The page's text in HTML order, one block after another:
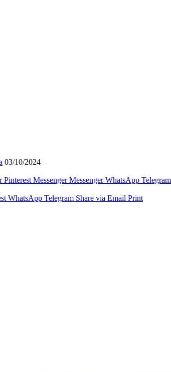
03/10/2024
Pinterest Messenger Messenger WhatsApp Telegram
WhatsApp Telegram Share via Email Print